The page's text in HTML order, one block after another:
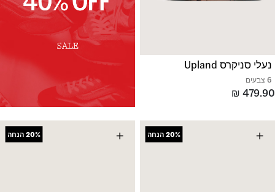
נעלי סניקרס Upland
6 צבעים
₪ 479.90
+
20% הנחה +
20% הנחה